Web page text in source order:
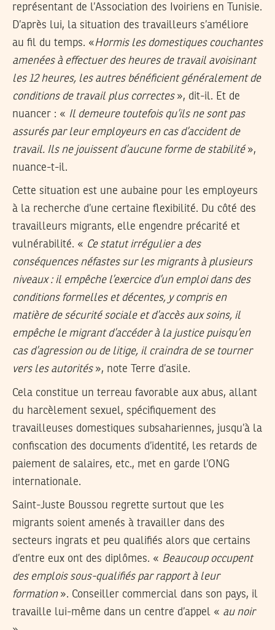
représentant de l’Association des Ivoiriens en Tunisie.
D’après lui, la situation des travailleurs s’améliore
au fil du temps. «Hormis les domestiques couchantes
amenées à effectuer des heures de travail avoisinant
les 12 heures, les autres bénéficient généralement de
conditions de travail plus correctes », dit-il. Et de
nuancer : « Il demeure toutefois qu’ils ne sont pas
assurés par leur employeurs en cas d’accident de
travail. Ils ne jouissent d’aucune forme de stabilité »,
nuance-t-il.
Cette situation est une aubaine pour les employeurs
à la recherche d’une certaine flexibilité. Du côté des
travailleurs migrants, elle engendre précarité et
vulnérabilité. « Ce statut irrégulier a des
conséquences néfastes sur les migrants à plusieurs
niveaux : il empêche l’exercice d’un emploi dans des
conditions formelles et décentes, y compris en
matière de sécurité sociale et d’accès aux soins, il
empêche le migrant d’accéder à la justice puisqu’en
cas d’agression ou de litige, il craindra de se tourner
vers les autorités », note Terre d’asile.
Cela constitue un terreau favorable aux abus, allant
du harcèlement sexuel, spécifiquement des
travailleuses domestiques subsahariennes, jusqu’à la
confiscation des documents d’identité, les retards de
paiement de salaires, etc., met en garde l’ONG
internationale.
Saint-Juste Boussou regrette surtout que les
migrants soient amenés à travailler dans des
secteurs ingrats et peu qualifiés alors que certains
d’entre eux ont des diplômes. « Beaucoup occupent
des emplois sous-qualifiés par rapport à leur
formation ». Conseiller commercial dans son pays, il
travaille lui-même dans un centre d’appel « au noir